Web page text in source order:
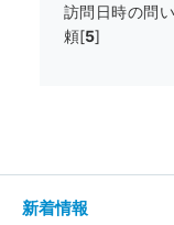
訪問日時の問
頼[5]
新着情報